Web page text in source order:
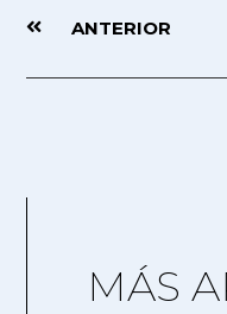
ANTERIOR
MÁS